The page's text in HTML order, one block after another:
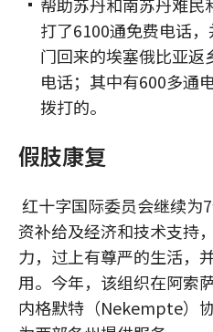
打了6100通免费电话
门回来的埃塞俄比亚返
电话；其中有600多通
拨打的。
假肢康复
红十字国际委员会继续为
资补给及经济和技术支持
力，过上有尊严的生活，
用。今年，该组织在阿索
内格默特（Nekempte）